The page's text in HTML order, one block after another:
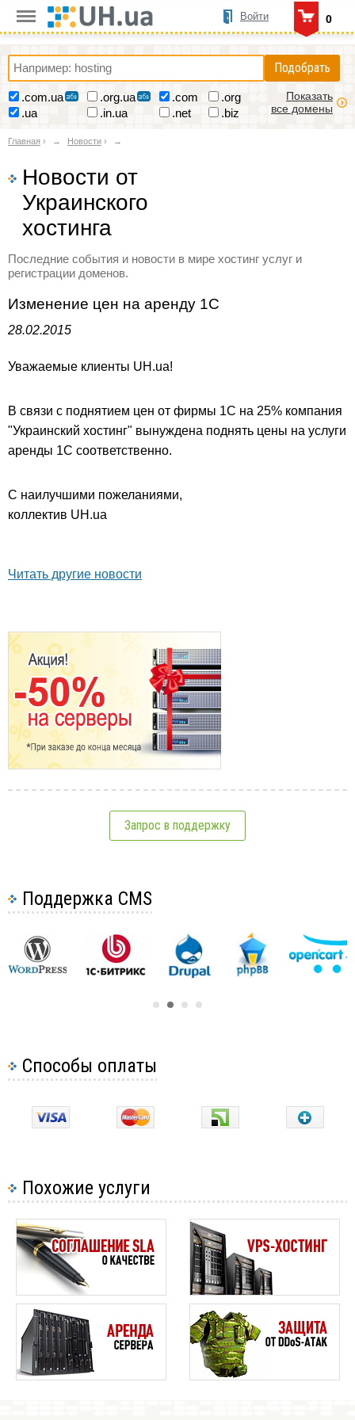
0
Войти
Подобрать
.com.ua .org.ua .com
.org
.ua
.in.ua .net .biz
Показать
все домены
Главная › Новости ›
Новости от
Украинского
хостинга
Последние события и новости в мире хостинг услуг и
регистрации доменов.
Изменение цен на аренду 1С
28.02.2015
Уважаемые клиенты UH.ua!
В связи с поднятием цен от фирмы 1С на 25% компания
"Украинский хостинг" вынуждена поднять цены на услуги
аренды 1С соответственно.
С наилучшими пожеланиями,
коллектив UH.ua
Читать другие новости
Запрос в поддержку
Поддержка CMS
Способы оплаты
Похожие услуги